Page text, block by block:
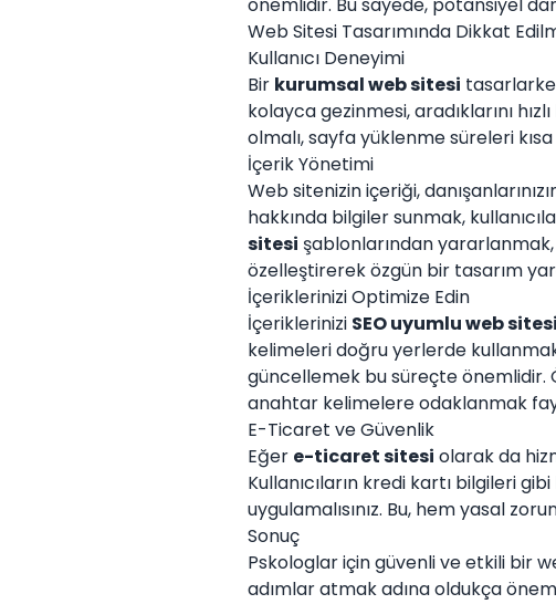
Web Sitesi Tasarımında Dikkat
Kullanıcı Deneyimi
Bir kurumsal web sitesi
kolayca gezinmesi, aradıklarını
olmalı, sayfa yüklenme süreleri kısa
İçerik Yönetimi
Web sitenizin içeriği,
hakkında bilgiler sunmak,
sitesi şablonlarından yararlanmak,
özelleştirerek özgün bir tasarım
İçeriklerinizi Optimize Edin
İçeriklerinizi SEO uyumlu web sitesi
kelimeleri doğru yerlerde
güncellemek bu süreçte önemlidir.
anahtar kelimelere odaklanmak
E-Ticaret ve Güvenlik
Eğer e-ticaret sitesi olarak da
Kullanıcıların kredi kartı bilgileri
uygulamalısınız. Bu, hem yasal
Sonuç
Pskologlar için güvenli ve etkili bir
adımlar atmak adına oldukça